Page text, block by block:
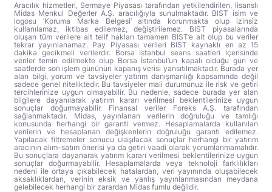
Aracılık hizmetleri, Sermaye Piyasası tarafından yetkilendirilen, lisanslı
Midas Menkul Değerler A.Ş. aracılığıyla sunulmaktadır. BIST isim ve
logosu ‘Koruma Marka Belgesi’ altında korunmakta olup izinsiz
kullanılamaz, iktibas edilemez, değiştirilemez. BIST piyasalarında
oluşan tüm verilere ait telif hakları tamamen BIST’e ait olup bu veriler
tekrar yayınlanamaz. Pay Piyasası verileri BIST kaynaklı en az 15
dakika gecikmeli verilerdir. Borsa İstanbul seans saatleri içerisinde
veriler temin edilmekte olup Borsa İstanbul’un kapalı olduğu gün ve
saatlerde son işlem gününün kapanış verisi yansıtılmaktadır. Burada yer
alan bilgi, yorum ve tavsiyeler yatırım danışmanlığı kapsamında değil
sadece genel niteliktedir. Bu tavsiyeler mali durumunuz ile risk ve getiri
tercihlerinize uygun olmayabilir. Bu nedenle, sadece burada yer alan
bilgilere dayanılarak yatırım kararı verilmesi beklentilerinize uygun
sonuçlar doğurmayabilir. Finansal veriler Foreks A.Ş. tarafından
sağlanmaktadır. Midas, yayınlanan verilerin doğruluğu ve tamlığı
konusunda herhangi bir garanti vermez. Hesaplamalarda kullanılan
verilerin ve hesaplanan değişkenlerin doğruluğu garanti edilemez.
Yapılacak filtremeler sonucu ulaşılacak sonuçlar herhangi bir yatırım
aracının alım-satım önerisi ya da getiri vaadi olarak yorumlanmamalıdır.
Bu sonuçlara dayanarak yatırım kararı verilmesi beklentilerinize uygun
sonuçlar doğurmayabilir. Hesaplamalarda veya teknoloji farklılıkları
nedeni ile ortaya çıkabilecek hatalardan, veri yayınında oluşabilecek
aksaklıklardan, verinin eksik ve yanlış yayınlanmasından meydana
gelebilecek herhangi bir zarardan Midas fumlu değildir.